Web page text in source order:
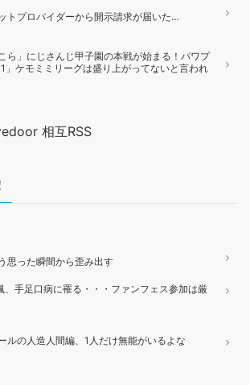
トプロバイダーから開示請求が届いた…
ら」にじさんじ甲子園の本戦が始まる！パワプ
」ケモミミリーグは盛り上がってないと言われ
相互RSS
思った瞬間から歪み出す
、手足口病に罹る・・・ファンフェス参加は厳
ルの人造人間編、1人だけ無能がいるよな